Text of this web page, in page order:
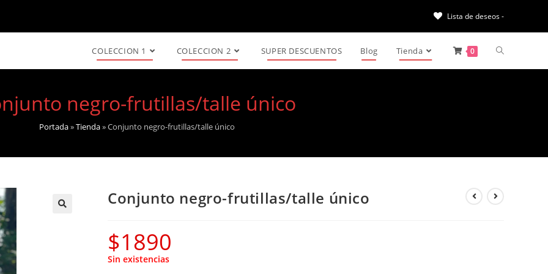
Lista de deseos -
COLECCION 1 COLECCION 2 SUPER DESCUENTOS Blog Tienda 0
negro-frutillas/talle único
Portada»Tienda»Conjunto negro-frutillas/talle único
Conjunto negro-frutillas/talle único
$1890
Sin existencias